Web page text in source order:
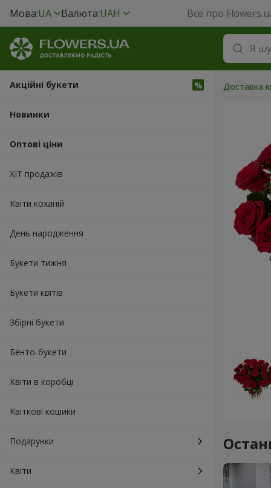
Мова:UA Валюта:UAH Все про
Акційні букети
Новинки
Оптові ціни
ХІТ продажів
Квіти коханій
День народження
Букети тижня
Букети квітів
Збірні букети
Бенто-букети
Квіти в коробці
Квіткові кошики
Подарунки
Квіти
Доставка